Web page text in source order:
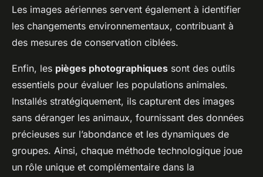
Les images aériennes servent également à identifier
les changements environnementaux, contribuant à
des mesures de conservation ciblées.
Enfin, les pièges photographiques sont des outils
essentiels pour évaluer les populations animales.
Installés stratégiquement, ils capturent des images
sans déranger les animaux, fournissant des données
précieuses sur l’abondance et les dynamiques de
groupes. Ainsi, chaque méthode technologique joue
un rôle unique et complémentaire dans la